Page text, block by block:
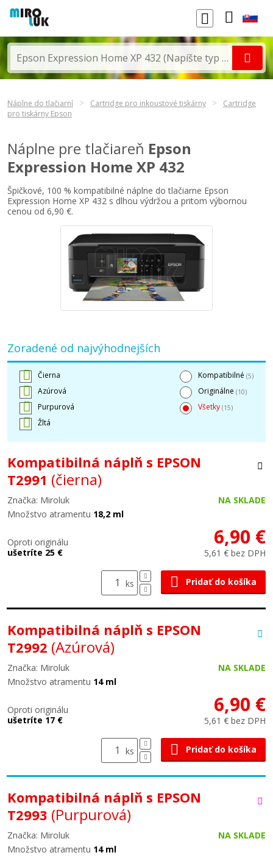
Náplne do tlačiarní Cartridge pro inkoustové tiskárny
Cartridge
pro tiskárny Epson
Náplne pre tlačiareň Epson
Expression Home XP 432
Špičkové, 100 % kompatibilné náplne do tlačiarne Epson
Expression Home XP 432 s dlhou výdržou a pritom výbornou
cenou od 6,90 €.
Zoradené od najvýhodnejších
Čierna
Azúrová
Purpurová
Žltá
Kompatibilné (5)
Originálne (10)
Všetky (15)
Kompatibilná náplň s EPSON
T2991 (čierna)
Značka: Miroluk
NA SKLADE
Množstvo atramentu 18,2 ml
Oproti originálu
ušetríte 25 €
6,90 €
5,61 € bez DPH
ks Pridať do košíka
Kompatibilná náplň s EPSON
T2992 (Azúrová)
Značka: Miroluk
NA SKLADE
Množstvo atramentu 14 ml
Oproti originálu
ušetríte 17 €
6,90 €
5,61 € bez DPH
ks Pridať do košíka
Kompatibilná náplň s EPSON
T2993 (Purpurová)
Značka: Miroluk
NA SKLADE
Množstvo atramentu 14 ml